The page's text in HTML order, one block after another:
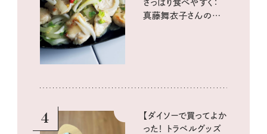
さっぱり食べやすく：
真藤舞衣子さんの発
4
【ダイソーで買ってよか
った！ トラベルグッズ